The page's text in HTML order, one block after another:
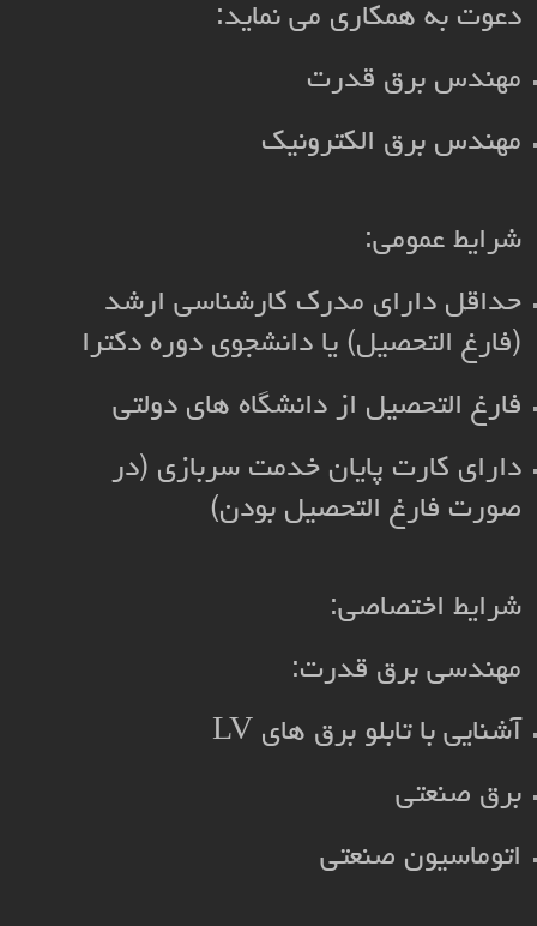
دعوت به همکاری می نماید:
مهندس برق قدرت
مهندس برق الکترونیک
شرایط عمومی:
حداقل دارای مدرک کارشناسی ارشد
(فارغ التحصیل) یا دانشجوی دوره دکترا
فارغ التحصیل از دانشگاه های دولتی
دارای کارت پایان خدمت سربازی (در
صورت فارغ التحصیل بودن)
شرایط اختصاصی:
مهندسی برق قدرت:
آشنایی با تابلو برق های LV
برق صنعتی
اتوماسیون صنعتی